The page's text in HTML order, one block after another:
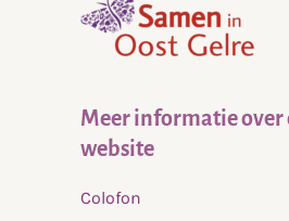
Meer informatie over
website
Colofon